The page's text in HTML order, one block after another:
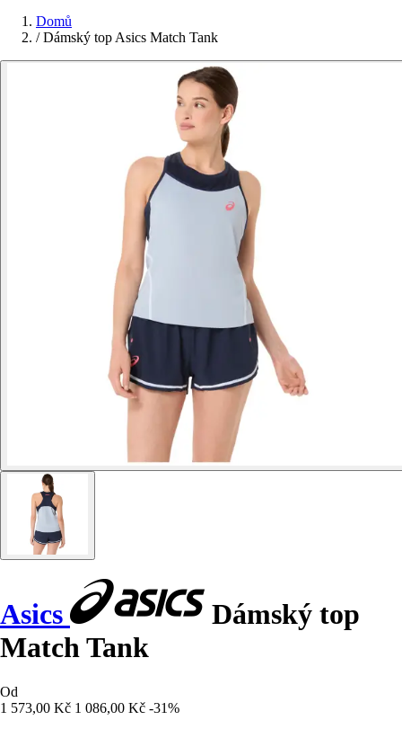
Domů
/ Dámský top Asics Match Tank
Asics
Dámský top
Match Tank
Od
1 573,00 Kč 1 086,00 Kč -31%